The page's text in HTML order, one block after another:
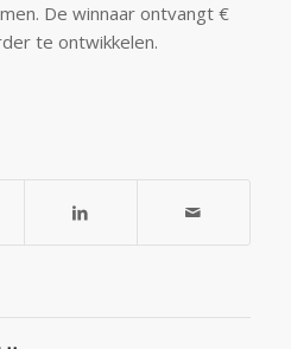
De winnaar ontvangt €
te ontwikkelen.